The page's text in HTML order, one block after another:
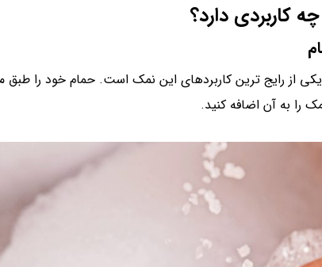
کاربردی دارد؟
از رایج ترین کاربردهای این نمک است. حمام خود را
را به آن اضافه کنید.